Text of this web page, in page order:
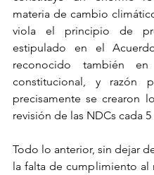
materia de cambio
viola el principio de
estipulado en el
reconocido también
constitucional, y razón
precisamente se crearon
revisión de las NDCs cada 5
Todo lo anterior, sin dejar
la falta de cumplimiento al